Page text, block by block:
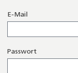
E-Mail
Passwort